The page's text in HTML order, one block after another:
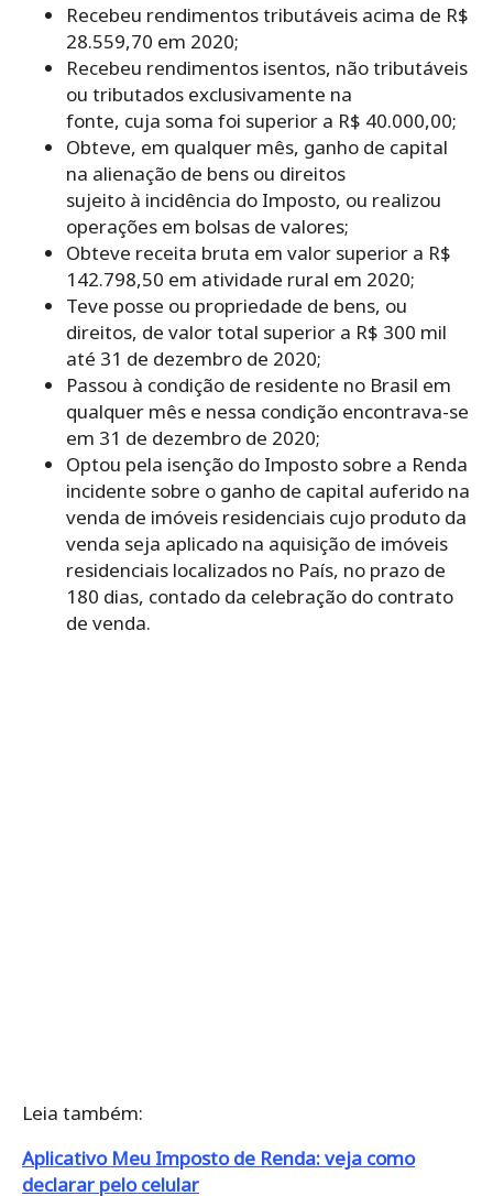
Recebeu rendimentos tributáveis acima de R$
28.559,70 em 2020;
Recebeu rendimentos isentos, não tributáveis
ou tributados exclusivamente na
fonte, cuja soma foi superior a R$ 40.000,00;
Obteve, em qualquer mês, ganho de capital
na alienação de bens ou direitos
sujeito à incidência do Imposto, ou realizou
operações em bolsas de valores;
Obteve receita bruta em valor superior a R$
142.798,50 em atividade rural em 2020;
Teve posse ou propriedade de bens, ou
direitos, de valor total superior a R$ 300 mil
até 31 de dezembro de 2020;
Passou à condição de residente no Brasil em
qualquer mês e nessa condição encontrava-se
em 31 de dezembro de 2020;
Optou pela isenção do Imposto sobre a Renda
incidente sobre o ganho de capital auferido na
venda de imóveis residenciais cujo produto da
venda seja aplicado na aquisição de imóveis
residenciais localizados no País, no prazo de
180 dias, contado da celebração do contrato
de venda.
Leia também:
Aplicativo Meu Imposto de Renda: veja como
declarar pelo celular